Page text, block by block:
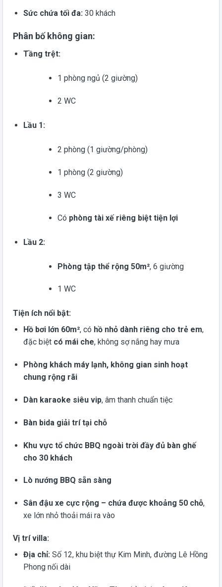
Sức chứa tối đa: 30 khách
Phân bố không gian:
Tầng trệt:
1 phòng ngủ (2 giường)
2 WC
Lầu 1:
2 phòng (1 giường/phòng)
1 phòng (2 giường)
3 WC
Có phòng tài xế riêng biệt tiện lợi
Lầu 2:
Phòng tập thể rộng 50m², 6 giường
1 WC
Tiện ích nổi bật:
Hồ bơi lớn 60m², có hồ nhỏ dành riêng cho trẻ em,
đặc biệt có mái che, không sợ nắng hay mưa
Phòng khách máy lạnh, không gian sinh hoạt
chung rộng rãi
Dàn karaoke siêu vip, âm thanh chuẩn tiệc
Bàn bida giải trí tại chỗ
Khu vực tổ chức BBQ ngoài trời đầy đủ bàn ghế
cho 30 khách
Lò nướng BBQ sẵn sàng
Sân đậu xe cực rộng – chứa được khoảng 50 chỗ,
xe lớn nhỏ thoải mái ra vào
Vị trí villa:
Địa chỉ: Số 12, khu biệt thự Kim Minh, đường Lê Hồng
Phong nối dài